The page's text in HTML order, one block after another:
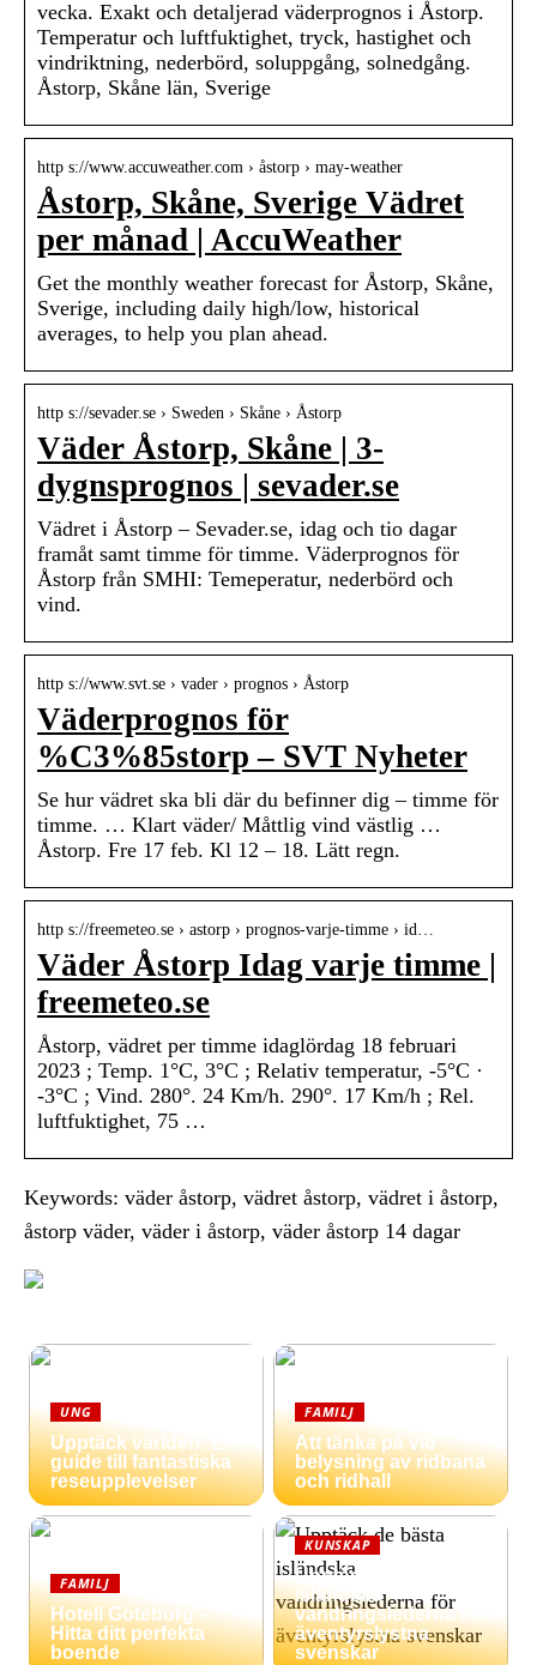
vecka. Exakt och detaljerad väderprognos i Åstorp.
Temperatur och luftfuktighet, tryck, hastighet och
vindriktning, nederbörd, soluppgång, solnedgång.
Åstorp, Skåne län, Sverige
http s://www.accuweather.com › åstorp › may-weather
Åstorp, Skåne, Sverige Vädret
per månad | AccuWeather
Get the monthly weather forecast for Åstorp, Skåne,
Sverige, including daily high/low, historical
averages, to help you plan ahead.
http s://sevader.se › Sweden › Skåne › Åstorp
Väder Åstorp, Skåne | 3-
dygnsprognos | sevader.se
Vädret i Åstorp – Sevader.se, idag och tio dagar
framåt samt timme för timme. Väderprognos för
Åstorp från SMHI: Temeperatur, nederbörd och
vind.
http s://www.svt.se › vader › prognos › Åstorp
Väderprognos för
%C3%85storp – SVT Nyheter
Se hur vädret ska bli där du befinner dig – timme för
timme. … Klart väder/ Måttlig vind västlig …
Åstorp. Fre 17 feb. Kl 12 – 18. Lätt regn.
http s://freemeteo.se › astorp › prognos-varje-timme › id…
Väder Åstorp Idag varje timme |
freemeteo.se
Åstorp, vädret per timme idaglördag 18 februari
2023 ; Temp. 1°C, 3°C ; Relativ temperatur, -5°C ·
-3°C ; Vind. 280°. 24 Km/h. 290°. 17 Km/h ; Rel.
luftfuktighet, 75 …
Keywords: väder åstorp, vädret åstorp, vädret i åstorp,
åstorp väder, väder i åstorp, väder åstorp 14 dagar
UNG
Upptäck världen: En
guide till fantastiska
reseupplevelser
FAMILJ
Att tänka på vid
belysning av ridbana
och ridhall
FAMILJ
Hotell Göteborg –
Hitta ditt perfekta
boende
KUNSKAP
Upptäck de bästa
isländska
vandringslederna för
äventyrslystna
svenskar